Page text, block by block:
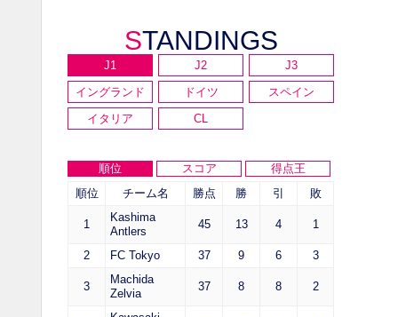
STANDINGS
J1 J2
J3
イングランド
ドイツ
スペイン
イタリア
CL
順位 スコア
得点王
順位
チーム名 勝点 勝 引 敗
1
Kashima
Antlers
45 13 4 1
2 FC Tokyo 37 9 6 3
3
Machida
Zelvia
37 8 8 2